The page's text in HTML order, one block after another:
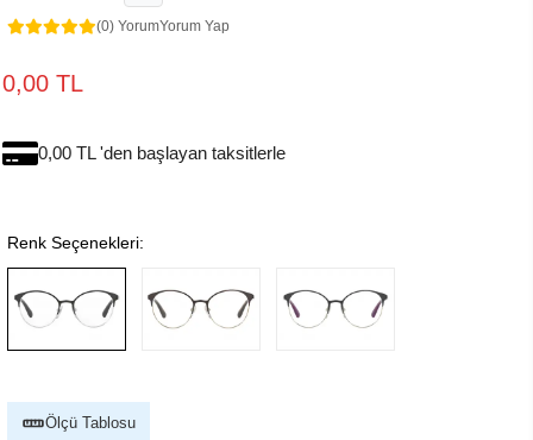
(0) YorumYorum Yap
0,00 TL
0,00 TL 'den başlayan taksitlerle
Renk Seçenekleri:
Ölçü Tablosu